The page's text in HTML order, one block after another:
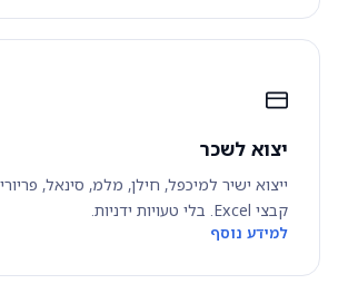
יצוא לשכר
ייצוא ישיר למיכפל, חילן, מלמ, סינאל,
קבצי Excel. בלי טעויות ידניות.
למידע נוסף